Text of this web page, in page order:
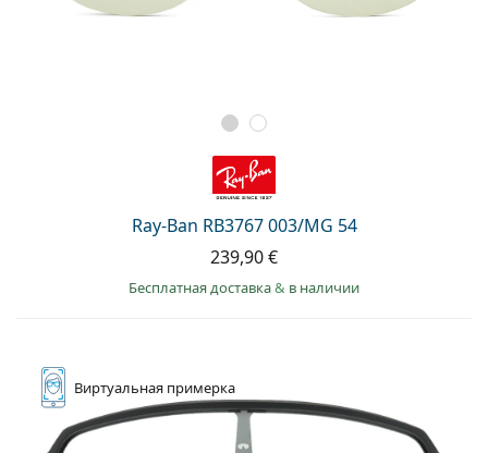
Ray-Ban RB3767 003/MG 54
239,90 €
Бесплатная доставка& в наличии
Виртуальная примерка